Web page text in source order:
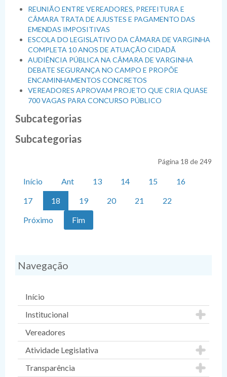
REUNIÃO ENTRE VEREADORES, PREFEITURA E
CÂMARA TRATA DE AJUSTES E PAGAMENTO DAS
EMENDAS IMPOSITIVAS
ESCOLA DO LEGISLATIVO DA CÂMARA DE VARGINHA
COMPLETA 10 ANOS DE ATUAÇÃO CIDADÃ
AUDIÊNCIA PÚBLICA NA CÂMARA DE VARGINHA
DEBATE SEGURANÇA NO CAMPO E PROPÕE
ENCAMINHAMENTOS CONCRETOS
VEREADORES APROVAM PROJETO QUE CRIA QUASE
700 VAGAS PARA CONCURSO PÚBLICO
Subcategorias
Subcategorias
Página 18 de 249
Início Ant 13 14 15
16
17
18 19 20 21
22
Próximo
Fim
Navegação
Início
Institucional
Vereadores
Atividade Legislativa
Transparência